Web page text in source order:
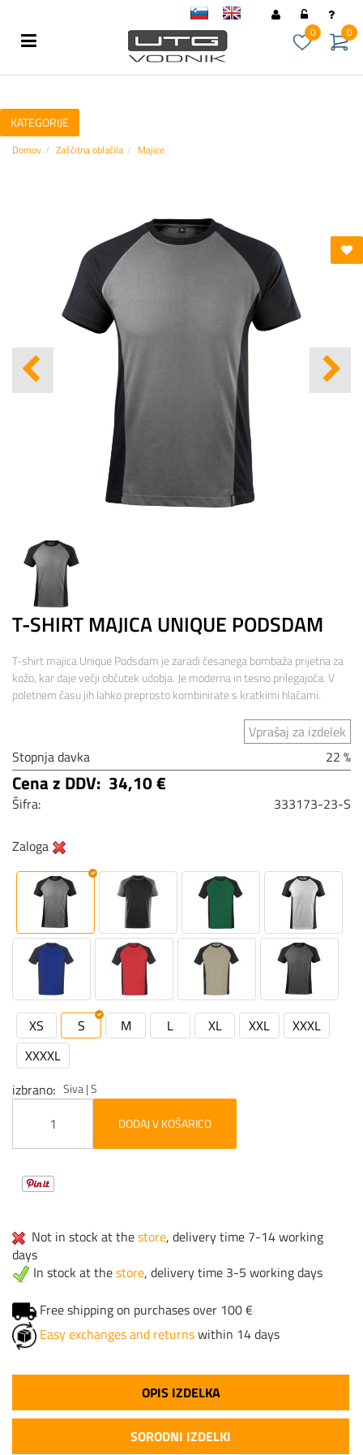
0
0
KATEGORIJE
Domov Zaščitna oblačila Majice
T-SHIRT MAJICA UNIQUE PODSDAM
T-shirt majica Unique Podsdam je zaradi česanega bombaža prijetna za
kožo, kar daje večji občutek udobja. Je moderna in tesno prilegajoča. V
poletnem času jih lahko preprosto kombinirate s kratkimi hlačami.
Vprašaj za izdelek
Stopnja davka
22 %
Cena z DDV: 34,10 €
Šifra: 333173-23-S
Zaloga
XS S M L XL XXL
XXXL
XXXXL
izbrano
Siva | S
DODAJ V KOŠARICO
Not in stock at thestore, delivery time 7-14 working
days
In stock at thestore, delivery time 3-5 working days
Free shipping on purchases over 100 €
Easy exchanges and returnswithin 14 days
OPIS IZDELKA
SORODNI IZDELKI